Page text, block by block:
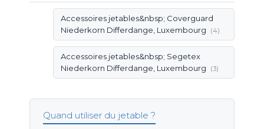
Accessoires jetables&nbsp; Coverguard
Niederkorn Differdange, Luxembourg
(4)
Accessoires jetables&nbsp; Segetex
Niederkorn Differdange, Luxembourg
(3)
Quand utiliser du jetable ?